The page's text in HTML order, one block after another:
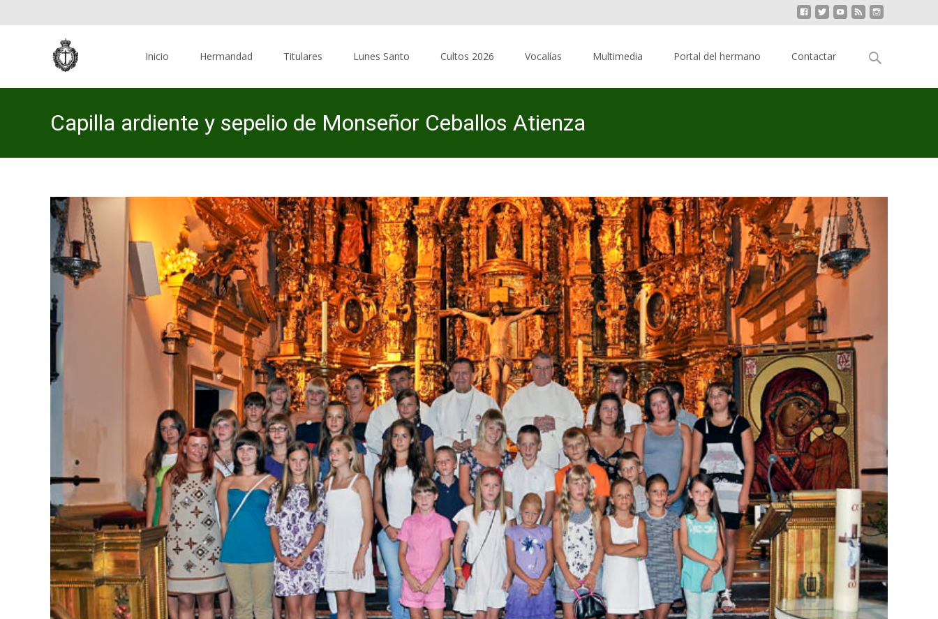
Inicio Hermandad Titulares Lunes Santo Cultos 2026 Vocalías Multimedia Portal del hermano Contactar Buscar:
Capilla ardiente y sepelio de Monseñor Ceballos Atienza